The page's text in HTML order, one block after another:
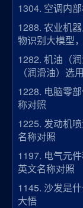
1304. 空调内
1288. 农业机
物识别大模型
1282. 机油（
（润滑油）选
1228. 电脑零
称对照
1225. 发动机
名称对照
1197. 电气元
英文名称对照
1145. 沙发是
大悟